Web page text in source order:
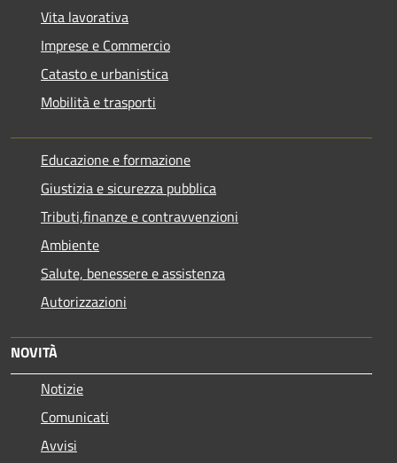
Vita lavorativa
Imprese e Commercio
Catasto e urbanistica
Mobilità e trasporti
Educazione e formazione
Giustizia e sicurezza pubblica
Tributi,finanze e contravvenzioni
Ambiente
Salute, benessere e assistenza
Autorizzazioni
NOVITÀ
Notizie
Comunicati
Avvisi